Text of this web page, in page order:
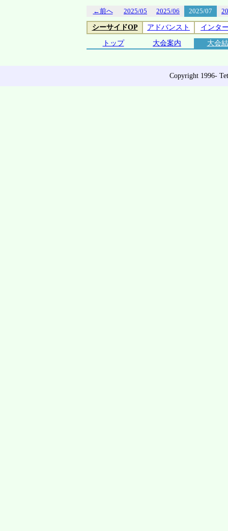
←前へ 2025/05 2025/06 2025/07
シーサイドOP アドバンスト インタ
トップ 大会案内 大会
Copyright 1996-